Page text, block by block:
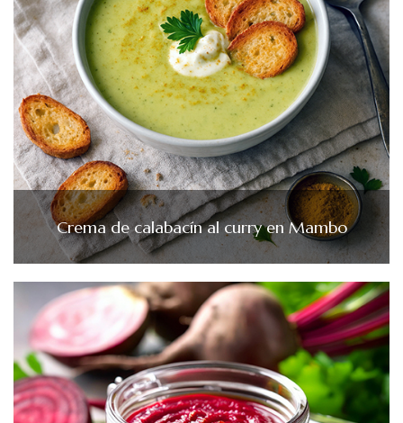
Crema de calabacín al curry en Mambo